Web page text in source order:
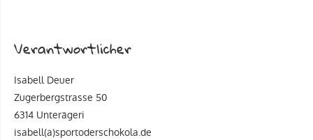
Verantwortlicher
Isabell Deuer
Zugerbergstrasse 50
6314 Unterägeri
isabell(a)sportoderschokola.de